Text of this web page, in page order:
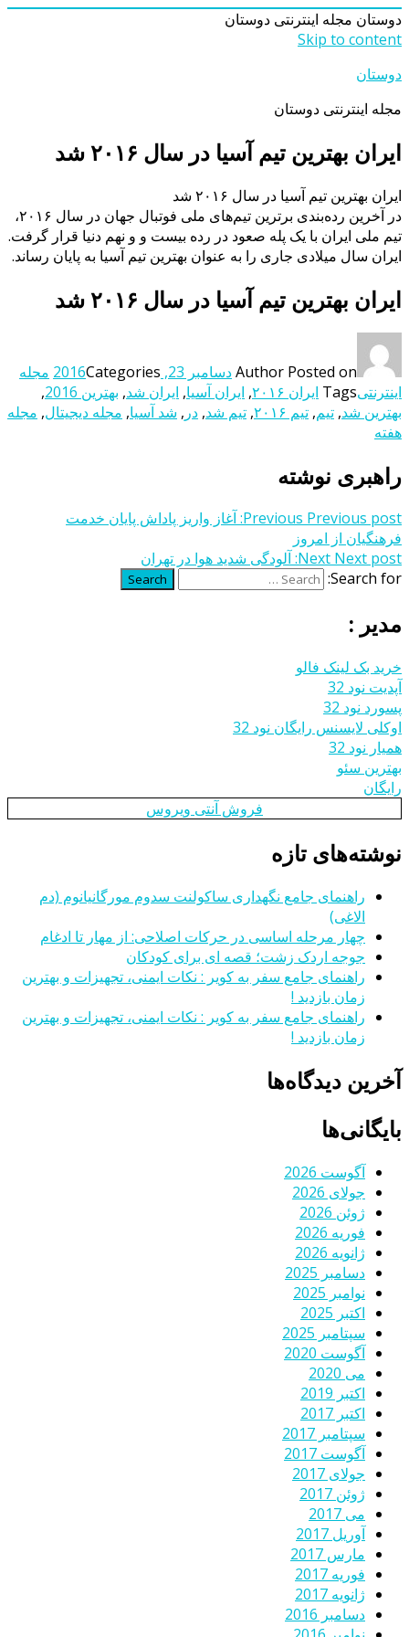
دوستان مجله اینترنتی دوستان
Skip to content
دوستان
مجله اینترنتی دوستان
ایران بهترین تیم آسیا در سال ۲۰۱۶ شد
ایران بهترین تیم آسیا در سال ۲۰۱۶ شد
در آخرین رده‌بندی برترین تیم‌های ملی فوتبال جهان در سال ۲۰۱۶،
تیم‌ ‌ملی ایران با یک پله صعود در رده بیست و و نهم دنیا قرار گرفت.
ایران سال میلادی جاری را به عنوان بهترین تیم آسیا به پایان رساند.
ایران بهترین تیم آسیا در سال ۲۰۱۶ شد
Author Posted on دسامبر 23, 2016 Categories
مجله
اینترنتیTags ایران ۲۰۱۶ , ایران آسیا, ایران شد, بهترین 2016
,
بهترین شد, تیم, تیم ۲۰۱۶ , تیم شد, در , شد آسیا, مجله دیجیتال, مجله
هفته
راهبری نوشته
Previous Previous post:
آغاز واریز پاداش پایان خدمت
فرهنگیان از امروز
Next Next post:
آلودگی شدید هوا در تهران
Search for:
Search
مدیر :
خرید بک لینک فالو
آپدیت نود 32
پسورد نود 32
اوکلی لایسنس رایگان نود 32
همیار نود 32
بهترین سئو
رایگان
فروش آنتی ویروس
نوشته‌های تازه
راهنمای جامع نگهداری ساکولنت سدوم مورگانیانوم (دم
الاغی)
چهار مرحله اساسی در حرکات اصلاحی: از مهار تا ادغام
جوجه اردک زشت؛ قصه ای برای کودکان
راهنمای جامع سفر به کویر : نکات ایمنی، تجهیزات و بهترین
زمان بازدید !
راهنمای جامع سفر به کویر : نکات ایمنی، تجهیزات و بهترین
زمان بازدید !
آخرین دیدگاه‌ها
بایگانی‌ها
آگوست 2026
جولای 2026
ژوئن 2026
فوریه 2026
ژانویه 2026
دسامبر 2025
نوامبر 2025
اکتبر 2025
سپتامبر 2025
آگوست 2020
می 2020
اکتبر 2019
اکتبر 2017
سپتامبر 2017
آگوست 2017
جولای 2017
ژوئن 2017
می 2017
آوریل 2017
مارس 2017
فوریه 2017
ژانویه 2017
دسامبر 2016